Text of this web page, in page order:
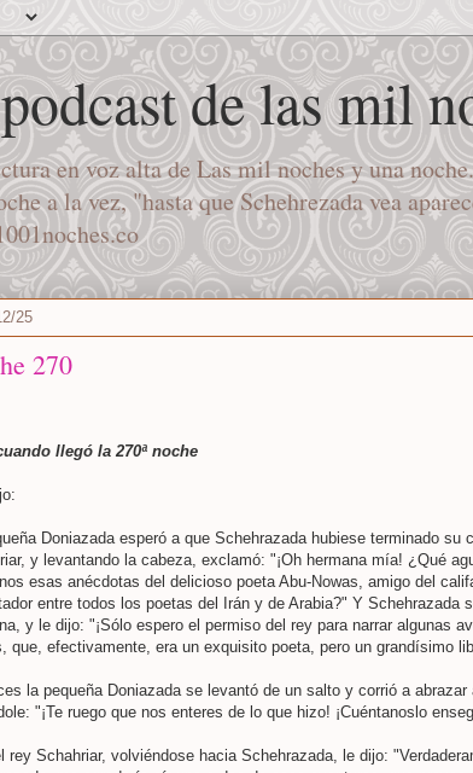
de las mil
en voz alta de Las mil noches y una noche.
a la vez, "hasta que Schehrezada vea
25
270
llegó la 270ª noche
Doniazada esperó a que Schehrazada hubiese terminado su
y levantando la cabeza, exclamó: "¡Oh hermana mía! ¿Qué
esas anécdotas del delicioso poeta Abu-Nowas, amigo del
entre todos los poetas del Irán y de Arabia?" Y Schehrazada
y le dijo: "¡Sólo espero el permiso del rey para narrar algunas
que, efectivamente, era un exquisito poeta, pero un grandísimo
la pequeña Doniazada se levantó de un salto y corrió a abrazar
"¡Te ruego que nos enteres de lo que hizo! ¡Cuéntanoslo
rey Schahriar, volviéndose hacia Schehrazada, le dijo: